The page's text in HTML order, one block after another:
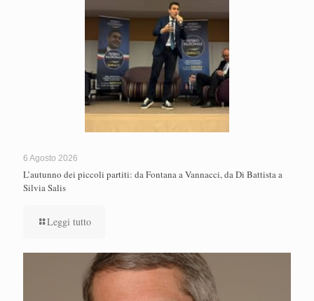
6 Agosto 2026
L’autunno dei piccoli partiti: da Fontana a Vannacci, da Di Battista a
Silvia Salis
Leggi tutto